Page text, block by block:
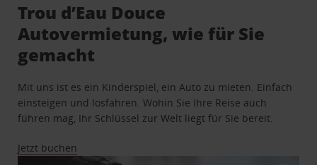
Trou d’Eau Douce
Autovermietung, wie für Sie
gemacht
Mit uns ist es ein Kinderspiel, ein Auto zu mieten. Einfach
einsteigen und losfahren. Wohin Sie Ihre Reise auch
führen mag, Ihr Schlüssel zur Welt liegt für Sie bereit.
Jetzt buchen